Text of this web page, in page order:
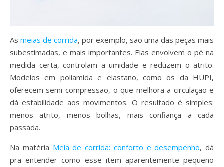
As meias de corrida, por exemplo, são uma das peças mais
subestimadas, e mais importantes. Elas envolvem o pé na
medida certa, controlam a umidade e reduzem o atrito.
Modelos em poliamida e elastano, como os da HUPI,
oferecem semi-compressão, o que melhora a circulação e
dá estabilidade aos movimentos. O resultado é simples:
menos atrito, menos bolhas, mais confiança a cada
passada.
Na matéria Meia de corrida: conforto e desempenho, dá
pra entender como esse item aparentemente pequeno